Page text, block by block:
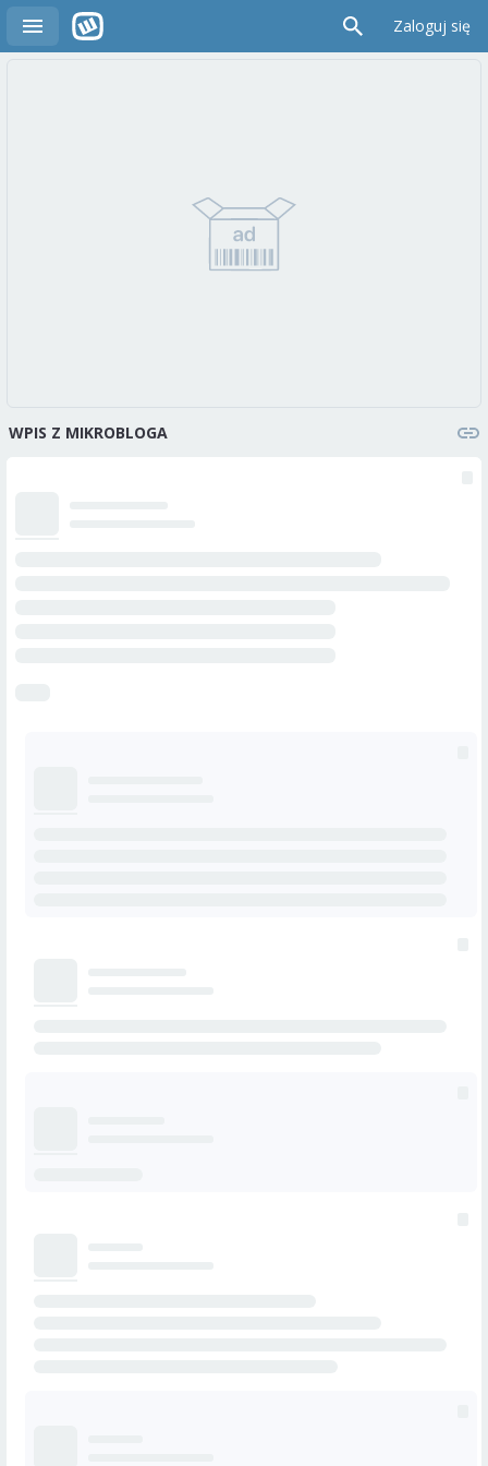
Zaloguj się
WPIS Z MIKROBLOGA